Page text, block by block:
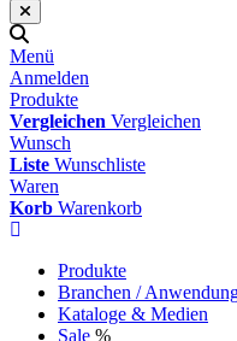
Menü
Anmelden
Produkte
Vergleichen Vergleichen
Wunsch
Liste Wunschliste
Waren
Korb Warenkorb
Produkte
Branchen /
Kataloge & Medien
Sale %